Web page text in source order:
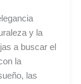
y la
a buscar el
la
las